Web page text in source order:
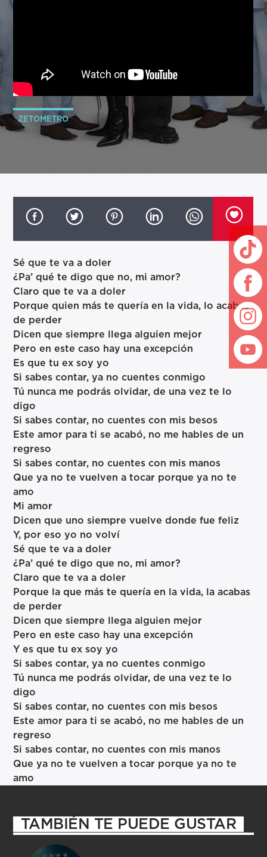
ZETOMETRO
Sé que te va a doler
¿Pa’ qué te digo que no, mi amor?
Claro que te va a doler
Porque quien más te quería en la vida, lo acabas
de perder
Dicen que siempre llega alguien mejor
Pero en este caso hay una excepción
Es que tu ex soy yo
Si sabes contar, ya no cuentes conmigo
Tú nunca me podrás olvidar, de una vez te lo
digo
Si sabes contar, no cuentes con mis besos
Este amor para ti se acabó, no me hables de un
regreso
Si sabes contar, no cuentes con mis manos
Que ya no te vuelven a tocar porque ya no te
amo
Mi amor
Dicen que uno siempre vuelve donde fue feliz
Y, por eso yo no volví
Sé que te va a doler
¿Pa’ qué te digo que no, mi amor?
Claro que te va a doler
Porque la que más te quería en la vida, la acabas
de perder
Dicen que siempre llega alguien mejor
Pero en este caso hay una excepción
Y es que tu ex soy yo
Si sabes contar, ya no cuentes conmigo
Tú nunca me podrás olvidar, de una vez te lo
digo
Si sabes contar, no cuentes con mis besos
Este amor para ti se acabó, no me hables de un
regreso
Si sabes contar, no cuentes con mis manos
Que ya no te vuelven a tocar porque ya no te
amo
TAMBIÉN TE PUEDE GUSTAR